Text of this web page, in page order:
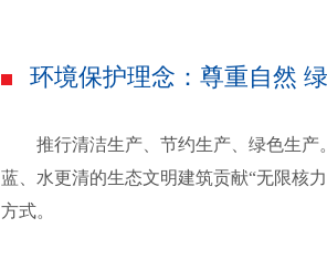
环境保护理念：尊重自然
推行清洁生产、节约生产、绿色生产
蓝、水更清的生态文明建筑贡献“无限核
方式。